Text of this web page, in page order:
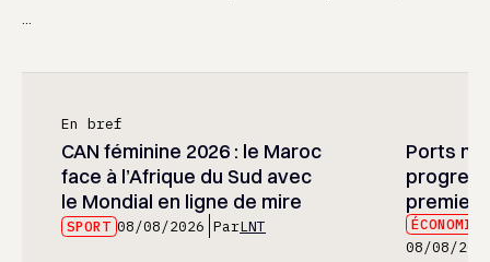
En bref
CAN féminine 2026 : le Maroc
face à l’Afrique du Sud avec
le Mondial en ligne de mire
SPORT 08/08/2026 ParLNT
Ports
premier
08/08/